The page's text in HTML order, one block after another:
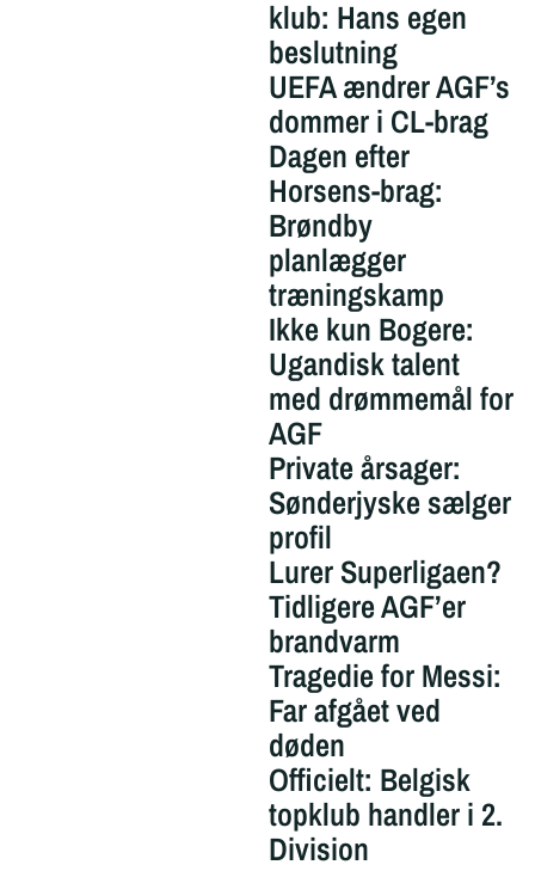
klub: Hans egen
beslutning
UEFA ændrer AGF’s
dommer i CL-brag
Dagen efter
Horsens-brag:
Brøndby
planlægger
træningskamp
Ikke kun Bogere:
Ugandisk talent
med drømmemål for
AGF
Private årsager:
Sønderjyske sælger
profil
Lurer Superligaen?
Tidligere AGF’er
brandvarm
Tragedie for Messi:
Far afgået ved
døden
Officielt: Belgisk
topklub handler i 2.
Division